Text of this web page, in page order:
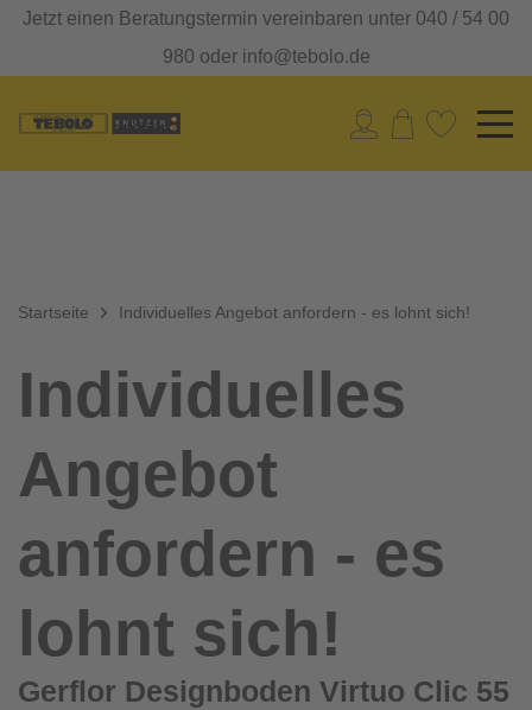
Jetzt einen Beratungstermin vereinbaren unter 040 / 54 00
980 oder info@tebolo.de
Startseite Individuelles Angebot anfordern - es lohnt sich!
Individuelles
Angebot
anfordern - es
lohnt sich!
Gerflor Designboden Virtuo Clic 55